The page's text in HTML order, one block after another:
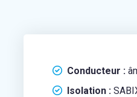
Conducteur :
Isolation :